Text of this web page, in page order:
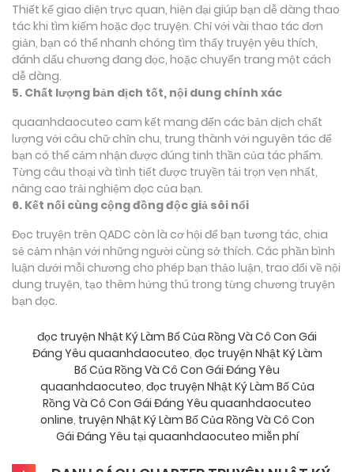
Thiết kế giao diện trực quan, hiện đại giúp bạn dễ dàng thao
tác khi tìm kiếm hoặc đọc truyện. Chỉ với vài thao tác đơn
giản, bạn có thể nhanh chóng tìm thấy truyện yêu thích,
đánh dấu chương đang đọc, hoặc chuyển trang một cách
dễ dàng.
5. Chất lượng bản dịch tốt, nội dung chính xác
quaanhdaocuteo cam kết mang đến các bản dịch chất
lượng với câu chữ chỉn chu, trung thành với nguyên tác để
bạn có thể cảm nhận được đúng tinh thần của tác phẩm.
Từng câu thoại và tình tiết được truyền tải trọn vẹn nhất,
nâng cao trải nghiệm đọc của bạn.
6. Kết nối cùng cộng đồng độc giả sôi nổi
Đọc truyện trên QADC còn là cơ hội để bạn tương tác, chia
sẻ cảm nhận với những người cùng sở thích. Các phần bình
luận dưới mỗi chương cho phép bạn thảo luận, trao đổi về nội
dung truyện, tạo thêm hứng thú trong từng chương truyện
bạn đọc.
đọc truyện Nhật Ký Làm Bố Của Rồng Và Cô Con Gái
Đáng Yêu quaanhdaocuteo, đọc truyện Nhật Ký Làm
Bố Của Rồng Và Cô Con Gái Đáng Yêu
quaanhdaocuteo, đọc truyện Nhật Ký Làm Bố Của
Rồng Và Cô Con Gái Đáng Yêu quaanhdaocuteo
online, truyện Nhật Ký Làm Bố Của Rồng Và Cô Con
Gái Đáng Yêu tại quaanhdaocuteo miễn phí